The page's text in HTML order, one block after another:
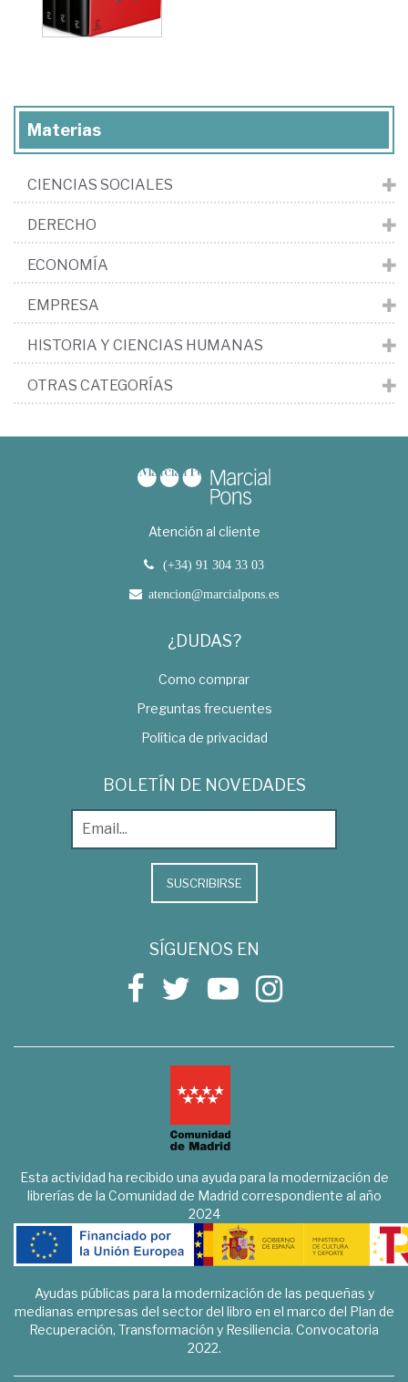
Materias
CIENCIAS SOCIALES
DERECHO
ECONOMÍA
EMPRESA
HISTORIA Y CIENCIAS HUMANAS
OTRAS CATEGORÍAS
Atención al cliente
(+34) 91 304 33 03
atencion@marcialpons.es
¿DUDAS?
Como comprar
Preguntas frecuentes
Política de privacidad
BOLETÍN DE NOVEDADES
SUSCRIBIRSE
SÍGUENOS EN
Esta actividad ha recibido una ayuda para la modernización de
librerías de la Comunidad de Madrid correspondiente al año
2024
Ayudas públicas para la modernización de las pequeñas y
medianas empresas del sector del libro en el marco del Plan de
Recuperación, Transformación y Resiliencia. Convocatoria
2022.